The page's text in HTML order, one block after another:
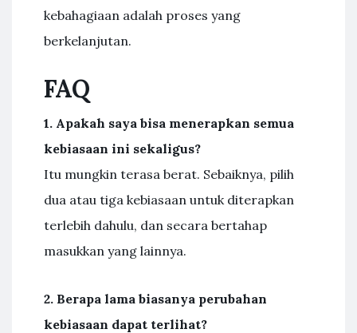
kebahagiaan adalah proses yang
berkelanjutan.
FAQ
1. Apakah saya bisa menerapkan semua
kebiasaan ini sekaligus?
Itu mungkin terasa berat. Sebaiknya, pilih
dua atau tiga kebiasaan untuk diterapkan
terlebih dahulu, dan secara bertahap
masukkan yang lainnya.
2. Berapa lama biasanya perubahan
kebiasaan dapat terlihat?